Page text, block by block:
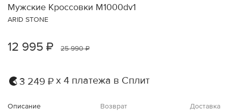
Мужские Кроссовки M1000dv1
ARID STONE
12 995 ₽ 25 990 ₽
3 249 ₽ х 4 платежа в Сплит
Описание Возврат Доставка